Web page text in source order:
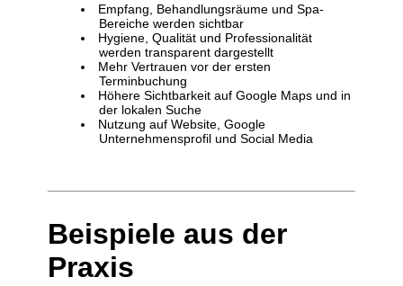
Empfang, Behandlungsräume und Spa-
Bereiche werden sichtbar
Hygiene, Qualität und Professionalität
werden transparent dargestellt
Mehr Vertrauen vor der ersten
Terminbuchung
Höhere Sichtbarkeit auf Google Maps und in
der lokalen Suche
Nutzung auf Website, Google
Unternehmensprofil und Social Media
Beispiele aus der
Praxis